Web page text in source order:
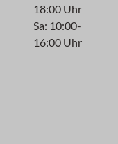
18:00 Uhr
Sa: 10:00-
16:00 Uhr